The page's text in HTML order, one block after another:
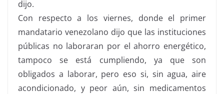
dijo.
Con respecto a los viernes, donde el primer
mandatario venezolano dijo que las instituciones
públicas no laboraran por el ahorro energético,
tampoco se está cumpliendo, ya que son
obligados a laborar, pero eso si, sin agua, aire
acondicionado, y peor aún, sin medicamentos